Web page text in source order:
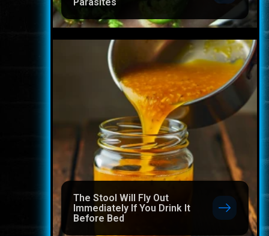
The Stool Will Fly Out
Immediately If You Drink It
Before Bed